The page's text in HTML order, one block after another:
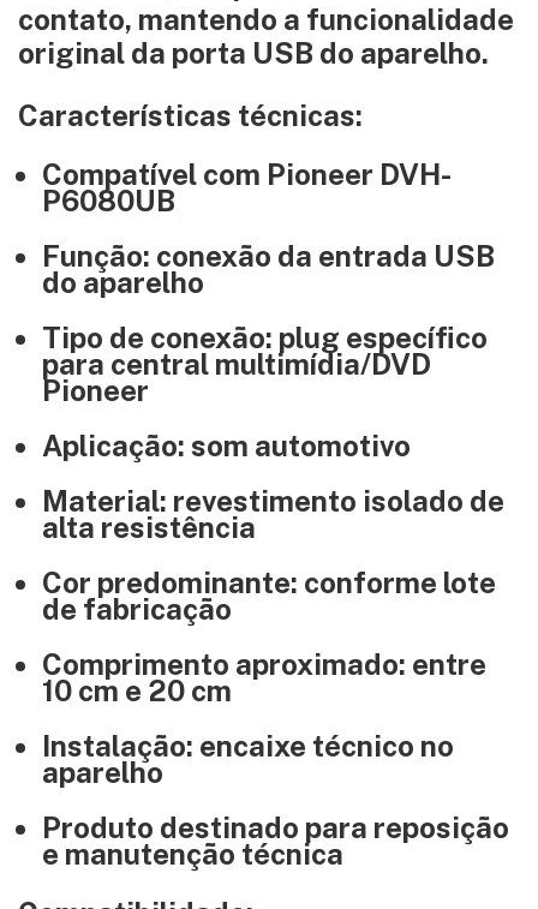
contato, mantendo a funcionalidade
original da porta USB do aparelho.
Características técnicas:
Compatível com Pioneer DVH-
P6080UB
Função: conexão da entrada USB
do aparelho
Tipo de conexão: plug específico
para central multimídia/DVD
Pioneer
Aplicação: som automotivo
Material: revestimento isolado de
alta resistência
Cor predominante: conforme lote
de fabricação
Comprimento aproximado: entre
10 cm e 20 cm
Instalação: encaixe técnico no
aparelho
Produto destinado para reposição
e manutenção técnica